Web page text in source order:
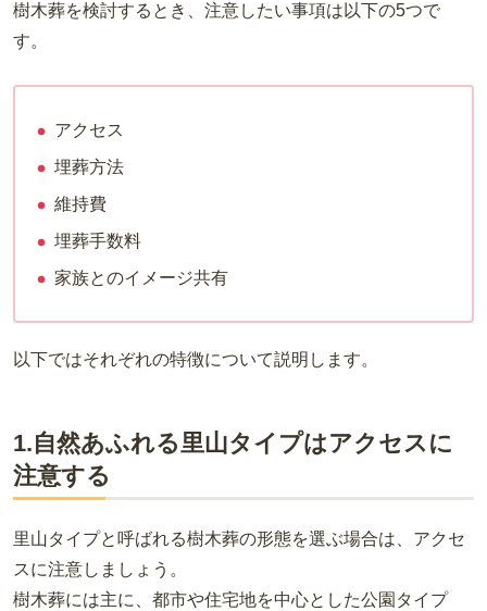
樹木葬を検討するとき、注意したい事項は以下の5つで
す。
アクセス
埋葬方法
維持費
埋葬手数料
家族とのイメージ共有
以下ではそれぞれの特徴について説明します。
1.自然あふれる里山タイプはアクセスに
注意する
里山タイプと呼ばれる樹木葬の形態を選ぶ場合は、アクセ
スに注意しましょう。
樹木葬には主に、都市や住宅地を中心とした公園タイプ